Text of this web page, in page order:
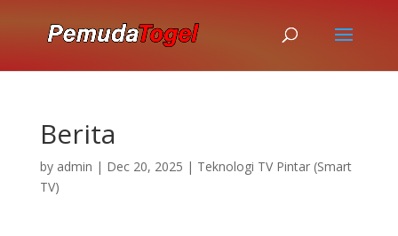
Berita
by admin | Dec 20, 2025 | Teknologi TV Pintar (Smart
TV)